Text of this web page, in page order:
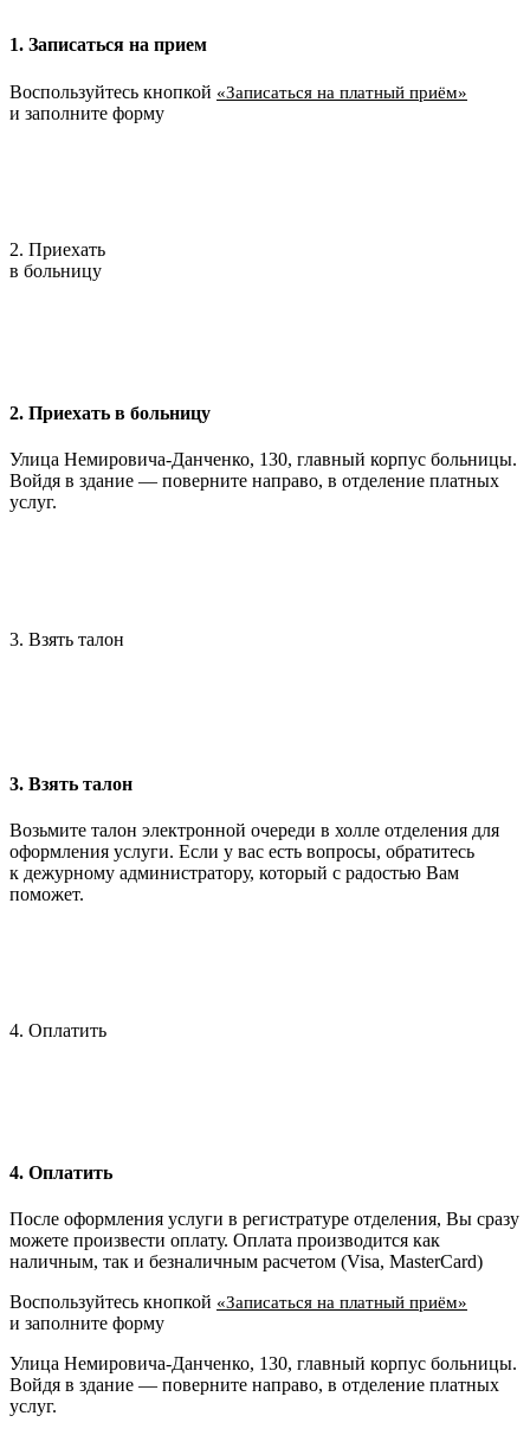
1. Записаться на прием
Воспользуйтесь кнопкой «Записаться на платный приём»
и заполните форму
2. Приехать
в больницу
2. Приехать в больницу
Улица Немировича-Данченко, 130, главный корпус больницы.
Войдя в здание — поверните направо, в отделение платных
услуг.
3. Взять талон
3. Взять талон
Возьмите талон электронной очереди в холле отделения для
оформления услуги. Если у вас есть вопросы, обратитесь
к дежурному администратору, который с радостью Вам
поможет.
4. Оплатить
4. Оплатить
После оформления услуги в регистратуре отделения, Вы сразу
можете произвести оплату. Оплата производится как
наличным, так и безналичным расчетом (Visa, MasterCard)
Воспользуйтесь кнопкой «Записаться на платный приём»
и заполните форму
Улица Немировича-Данченко, 130, главный корпус больницы.
Войдя в здание — поверните направо, в отделение платных
услуг.